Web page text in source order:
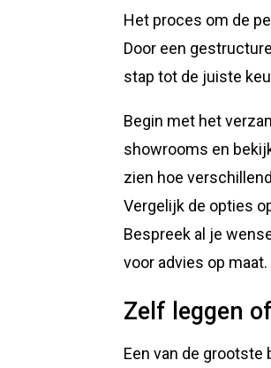
Het proces om de
Door een
stap tot de juiste
Begin met het
showrooms en
zien hoe
Vergelijk de opties
Bespreek al je
voor advies op maat.
Zelf leggen
Een van de